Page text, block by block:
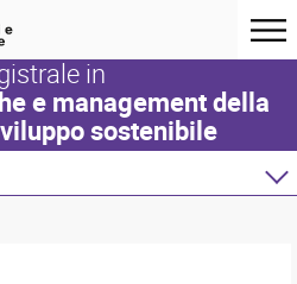
in
e management della
sostenibile